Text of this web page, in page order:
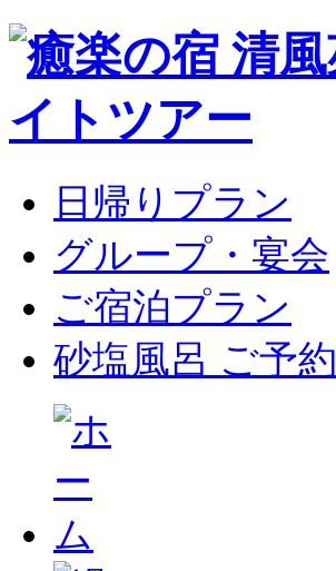
日帰りプラン
グループ・宴会
ご宿泊プラン
砂塩風呂 ご予約